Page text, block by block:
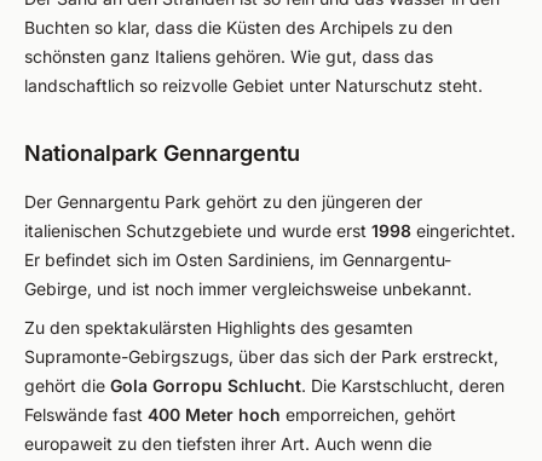
Buchten so klar, dass die Küsten des Archipels zu den
schönsten ganz Italiens gehören. Wie gut, dass das
landschaftlich so reizvolle Gebiet unter Naturschutz steht.
Nationalpark Gennargentu
Der Gennargentu Park gehört zu den jüngeren der
italienischen Schutzgebiete und wurde erst 1998 eingerichtet.
Er befindet sich im Osten Sardiniens, im Gennargentu-
Gebirge, und ist noch immer vergleichsweise unbekannt.
Zu den spektakulärsten Highlights des gesamten
Supramonte-Gebirgszugs, über das sich der Park erstreckt,
gehört die Gola Gorropu Schlucht. Die Karstschlucht, deren
Felswände fast 400 Meter hoch emporreichen, gehört
europaweit zu den tiefsten ihrer Art. Auch wenn die